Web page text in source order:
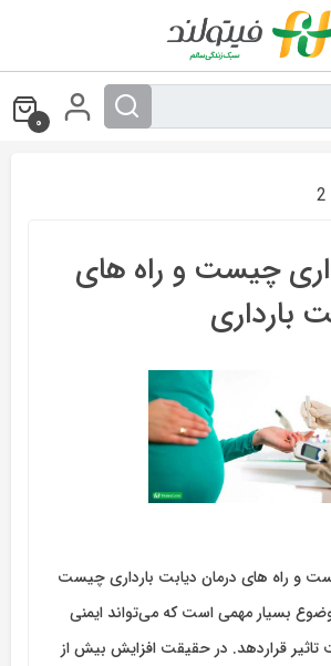
0
چیست و راه های
بارداری
و راه های درمان دیابت بارداری چیست
بسیار مهمی است که می‌تواند ایمنی
تاثیر قراردهد. در حقیقت افزایش بیش از